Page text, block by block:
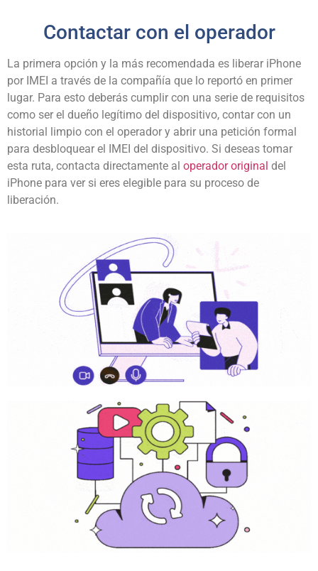
Contactar con el operador
La primera opción y la más recomendada es liberar iPhone
por IMEI a través de la compañía que lo reportó en primer
lugar. Para esto deberás cumplir con una serie de requisitos
como ser el dueño legítimo del dispositivo, contar con un
historial limpio con el operador y abrir una petición formal
para desbloquear el IMEI del dispositivo. Si deseas tomar
esta ruta, contacta directamente al operador original del
iPhone para ver si eres elegible para su proceso de
liberación.